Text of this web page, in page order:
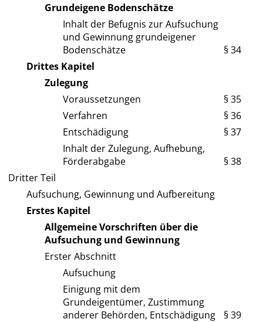
Grundeigene Bodenschätze
Inhalt der Befugnis zur Aufsuchung
und Gewinnung grundeigener
Bodenschätze
§ 34
Drittes Kapitel
Zulegung
Voraussetzungen
§ 35
Verfahren
§ 36
Entschädigung
§ 37
Inhalt der Zulegung, Aufhebung,
Förderabgabe
§ 38
Dritter Teil
Aufsuchung, Gewinnung und Aufbereitung
Erstes Kapitel
Allgemeine Vorschriften über die
Aufsuchung und Gewinnung
Erster Abschnitt
Aufsuchung
Einigung mit dem
Grundeigentümer, Zustimmung
anderer Behörden, Entschädigung
§ 39